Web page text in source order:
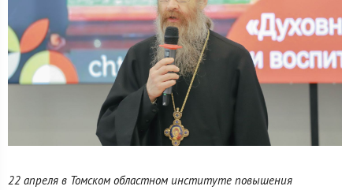
22 апреля в Томском областном институте повышения